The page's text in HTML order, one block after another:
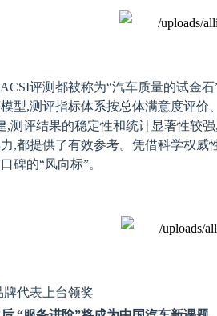
评测都被称为“汽车质量的试金
型,测评指标体系按总体满意度评
,测评结果的稳定性和统计显著性较
,都提供了有效参考。凭借科学权威
碑的“风向标”。
牌代表上台领奖